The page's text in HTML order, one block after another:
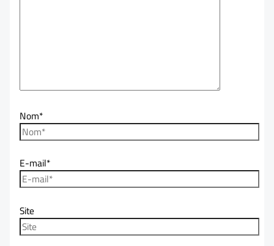
Nom*
E-mail*
Site